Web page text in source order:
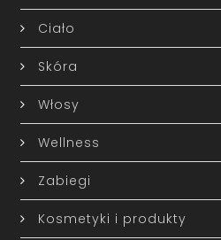
Ciało
Skóra
Włosy
Wellness
Zabiegi
Kosmetyki i produkty